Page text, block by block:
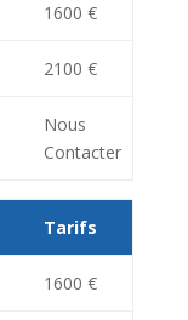
1600 €
2100 €
Nous
Contacter
Tarifs
1600 €